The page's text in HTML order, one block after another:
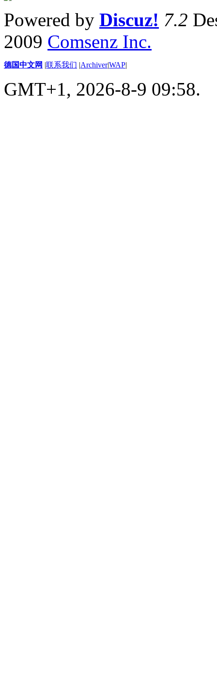
Powered by Discuz! 7.2
2009 Comsenz Inc.
德国中文网 |联系我们 |Archiver|WAP|
GMT+1, 2026-8-9 09:58.